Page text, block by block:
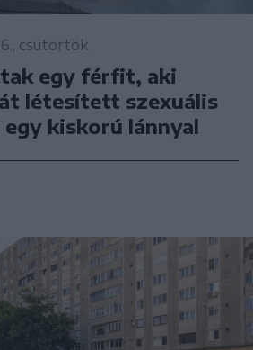
csütörtök
egy férfit, aki
létesített szexuális
kiskorú lánnyal